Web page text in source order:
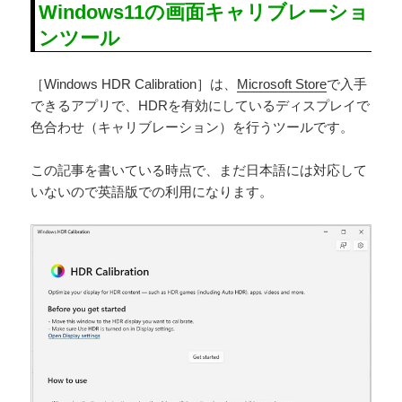
Windows11の画面キャリブレーショ
ンツール
［Windows HDR Calibration］は、 Microsoft Storeで入手
できるアプリで、HDRを有効にしているディスプレイで
色合わせ（キャリブレーション）を行うツールです。
この記事を書いている時点で、まだ日本語には対応して
いないので英語版での利用になります。